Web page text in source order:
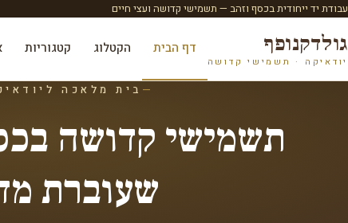
עבודת יד ייחודית בכסף וזהב — תשמישי קדושה ועצי חיים
גולדקנופף
יודאיקה · תשמישי קדושה
דף הבית הקטלוג קטגוריות
בית מלאכה
תשמישי קדושה
שעוברת